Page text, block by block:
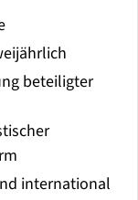
beteiligter
international